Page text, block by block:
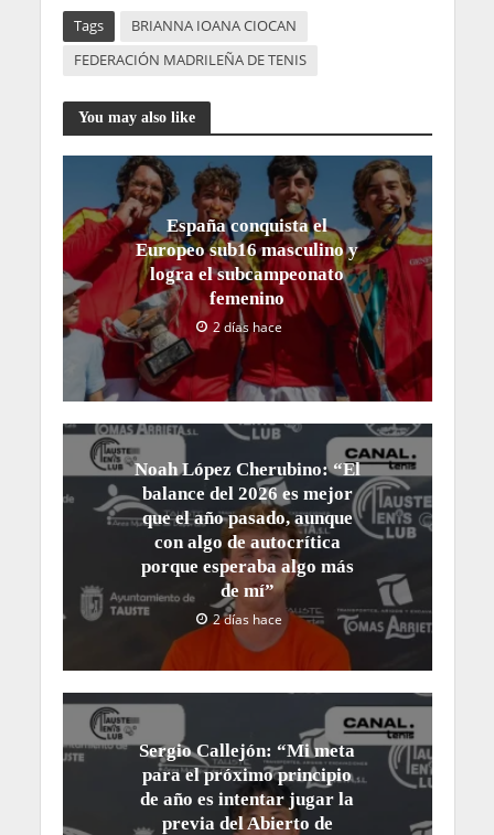
Tags
BRIANNA IOANA CIOCAN
FEDERACIÓN MADRILEÑA DE TENIS
You may also like
España conquista el
Europeo sub16 masculino y
logra el subcampeonato
femenino
2 días hace
Noah López Cherubino: “El
balance del 2026 es mejor
que el año pasado, aunque
con algo de autocrítica
porque esperaba algo más
de mí”
2 días hace
Sergio Callejón: “Mi meta
para el próximo principio
de año es intentar jugar la
previa del Abierto de